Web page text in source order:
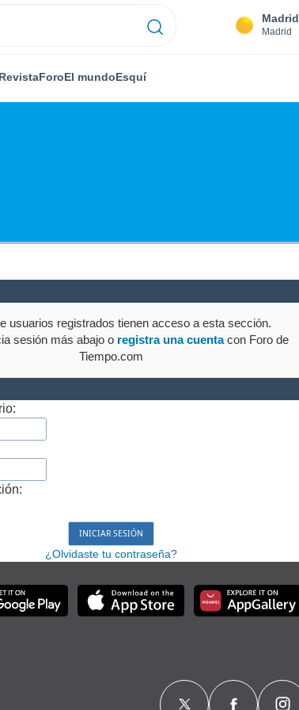
Madrid
Madrid
RevistaForoEl mundoEsquí
usuarios registrados tienen acceso a esta sección.
sesión más abajo o registra una cuentacon Foro de
Tiempo.com
¿Olvidaste tu contraseña?